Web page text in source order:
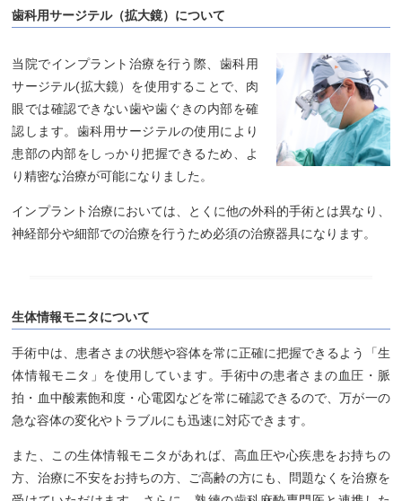
歯科用サージテル（拡大鏡）について
当院でインプラント治療を行う際、歯科用
サージテル(拡大鏡）を使用することで、肉
眼では確認できない歯や歯ぐきの内部を確
認します。歯科用サージテルの使用により
患部の内部をしっかり把握できるため、よ
り精密な治療が可能になりました。
インプラント治療においては、とくに他の外科的手術とは異なり、
神経部分や細部での治療を行うため必須の治療器具になります。
生体情報モニタについて
手術中は、患者さまの状態や容体を常に正確に把握できるよう「生
体情報モニタ」を使用しています。手術中の患者さまの血圧・脈
拍・血中酸素飽和度・心電図などを常に確認できるので、万が一の
急な容体の変化やトラブルにも迅速に対応できます。
また、この生体情報モニタがあれば、高血圧や心疾患をお持ちの
方、治療に不安をお持ちの方、ご高齢の方にも、問題なくを治療を